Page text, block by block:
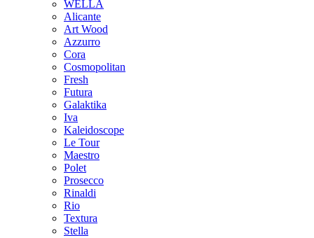
WELLA
Alicante
Art Wood
Azzurro
Cora
Cosmopolitan
Fresh
Futura
Galaktika
Iva
Kaleidoscope
Le Tour
Maestro
Polet
Prosecco
Rinaldi
Rio
Textura
Stella